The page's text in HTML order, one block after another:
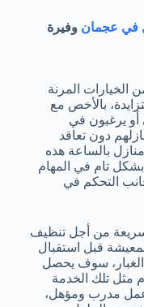
في عجمان وفيرة
الخيارات المرنة
بالأخص مع
أو يرغبون في
دون تعاقد
بالساعة هذه
تام في المهام
التحكم في
سريعة من أجل تنظيف
قبل استقبال
سوف يحصل
مثل تلك الخدمة
عمل مدرب ومؤهل،